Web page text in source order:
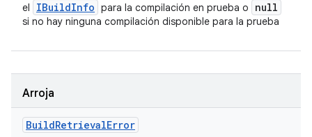
el IBuildInfo para la compilación en prueba o null
si no hay ninguna compilación disponible para la prueba
Arroja
BuildRetrievalError